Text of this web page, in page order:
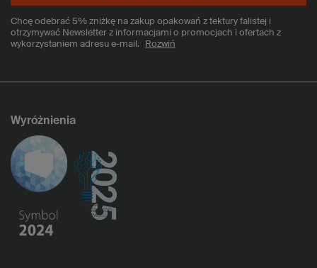
Chcę odebrać 5% zniżkę na zakup opakowań z tektury falistej i
otrzymywać Newsletter z informacjami o promocjach i ofertach z
wykorzystaniem adresu e-mail.
Rozwiń
Wyróżnienia